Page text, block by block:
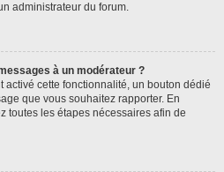
administrateur du forum.
à un modérateur ?
activé cette fonctionnalité, un bouton dédié
que vous souhaitez rapporter. En
toutes les étapes nécessaires afin de